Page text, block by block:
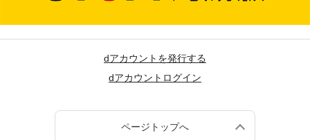
dアカウントを発行する
dアカウントログイン
ページトップへ